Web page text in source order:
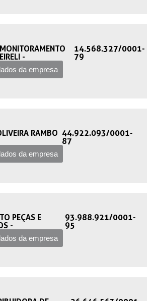
-‎
14.568.327/0001-
79
da empresa
RAMBO 44.922.093/0001-
87
da empresa
PEÇAS E
-‎
93.988.921/0001-
95
da empresa